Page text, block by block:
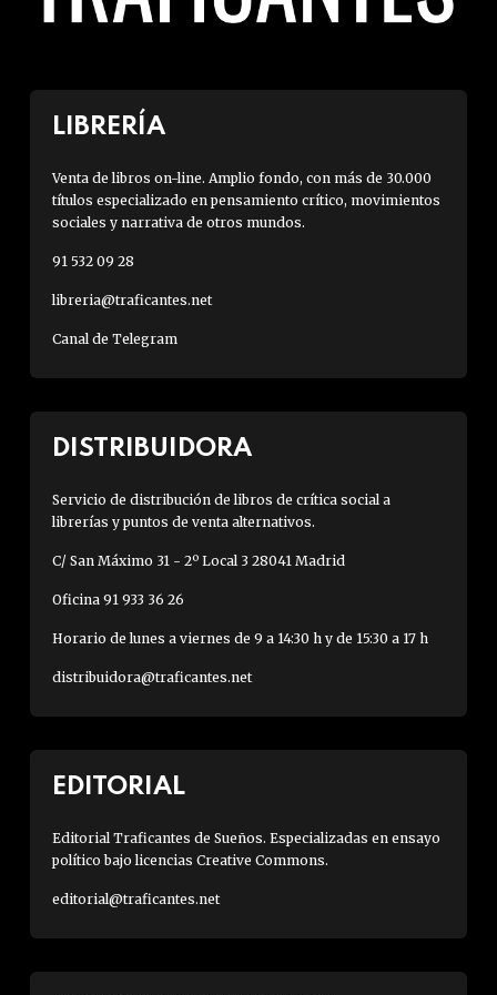
LIBRERÍA
Venta de libros on-line. Amplio fondo, con más de 30.000
títulos especializado en pensamiento crítico, movimientos
sociales y narrativa de otros mundos.
91 532 09 28
libreria@traficantes.net
Canal de Telegram
DISTRIBUIDORA
Servicio de distribución de libros de crítica social a
librerías y puntos de venta alternativos.
C/ San Máximo 31 - 2º Local 3 28041 Madrid
Oficina 91 933 36 26
Horario de lunes a viernes de 9 a 14:30 h y de 15:30 a 17 h
distribuidora@traficantes.net
EDITORIAL
Editorial Traficantes de Sueños. Especializadas en ensayo
político bajo licencias Creative Commons.
editorial@traficantes.net